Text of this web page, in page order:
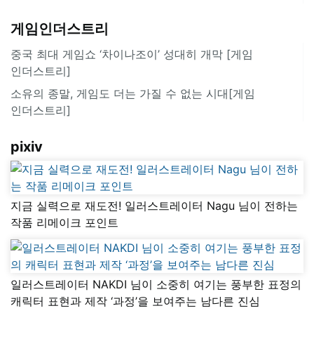
게임인더스트리
중국 최대 게임쇼 ‘차이나조이’ 성대히 개막 [게임
인더스트리]
소유의 종말, 게임도 더는 가질 수 없는 시대[게임
인더스트리]
pixiv
지금 실력으로 재도전! 일러스트레이터 Nagu 님이 전하는
작품 리메이크 포인트
일러스트레이터 NAKDI 님이 소중히 여기는 풍부한 표정의
캐릭터 표현과 제작 ‘과정’을 보여주는 남다른 진심